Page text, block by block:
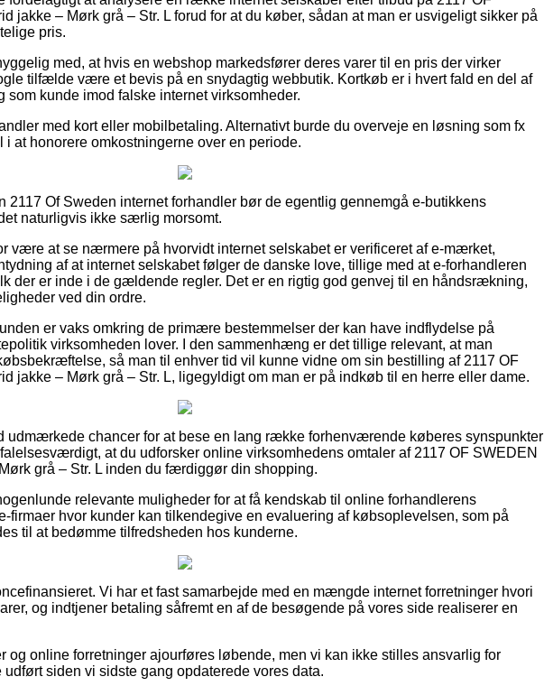
jakke – Mørk grå – Str. L forud for at du køber, sådan at man er usvigeligt sikker på
pris.
med, at hvis en webshop markedsfører deres varer til en pris der virker
tilfælde være et bevis på en snydagtig webbutik. Kortkøb er i hvert fald en del af
som kunde imod falske internet virksomheder.
med kort eller mobilbetaling. Alternativt burde du overveje en løsning som fx
at honorere omkostningerne over en periode.
2117 Of Sweden internet forhandler bør de egentlig gennemgå e-butikkens
naturligvis ikke særlig morsomt.
være at se nærmere på hvorvidt internet selskabet er verificeret af e-mærket,
af at internet selskabet følger de danske love, tillige med at e-forhandleren
der er inde i de gældende regler. Det er en rigtig god genvej til en håndsrækning,
ved din ordre.
er vaks omkring de primære bestemmelser der kan have indflydelse på
virksomheden lover. I den sammenhæng er det tillige relevant, at man
så man til enhver tid vil kunne vidne om sin bestilling af 2117 OF
jakke – Mørk grå – Str. L, ligegyldigt om man er på indkøb til en herre eller dame.
udmærkede chancer for at bese en lang række forhenværende køberes synspunkter
at du udforsker online virksomhedens omtaler af 2117 OF SWEDEN
grå – Str. L inden du færdiggør din shopping.
relevante muligheder for at få kendskab til online forhandlerens
firmaer hvor kunder kan tilkendegive en evaluering af købsoplevelsen, som på
til at bedømme tilfredsheden hos kunderne.
Vi har et fast samarbejde med en mængde internet forretninger hvori
og indtjener betaling såfremt en af de besøgende på vores side realiserer en
og online forretninger ajourføres løbende, men vi kan ikke stilles ansvarlig for
siden vi sidste gang opdaterede vores data.